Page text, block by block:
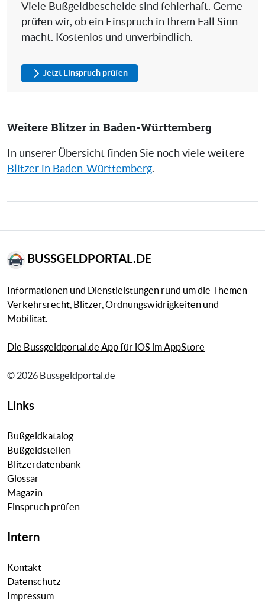
Viele Bußgeldbescheide sind fehlerhaft. Gerne
prüfen wir, ob ein Einspruch in Ihrem Fall Sinn
macht. Kostenlos und unverbindlich.
Jetzt Einspruch prüfen
Weitere Blitzer in Baden-Württemberg
In unserer Übersicht finden Sie noch viele weitere
Blitzer in Baden-Württemberg.
BUSSGELDPORTAL.DE
Informationen und Dienstleistungen rund um die Themen
Verkehrsrecht, Blitzer, Ordnungswidrigkeiten und
Mobilität.
Die Bussgeldportal.de App für iOS im AppStore
© 2026 Bussgeldportal.de
Links
Bußgeldkatalog
Bußgeldstellen
Blitzerdatenbank
Glossar
Magazin
Einspruch prüfen
Intern
Kontakt
Datenschutz
Impressum